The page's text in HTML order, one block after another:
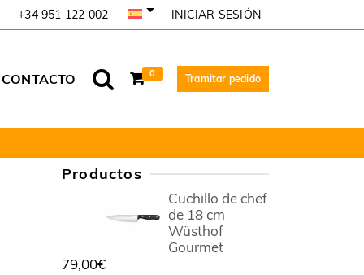
+34 951 122 002 INICIAR SESIÓN
CONTACTO 0 Tramitar pedido
Productos
Cuchillo de chef
de 18 cm
Wüsthof
Gourmet
79,00€